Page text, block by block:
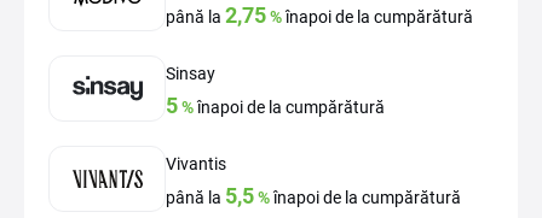
până la 2,75%înapoi de la cumpărătură
Sinsay
5%înapoi de la cumpărătură
Vivantis
până la 5,5%înapoi de la cumpărătură